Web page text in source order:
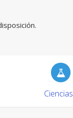
Ciencias